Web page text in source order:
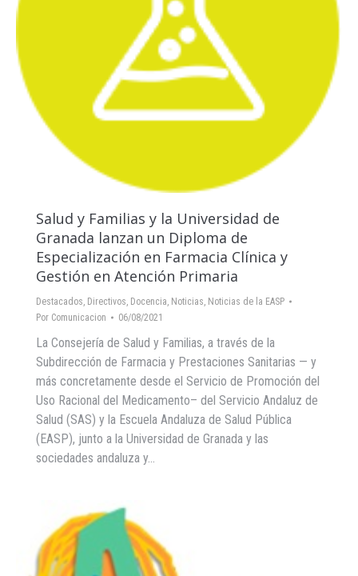
Salud y Familias y la Universidad de
Granada lanzan un Diploma de
Especialización en Farmacia Clínica y
Gestión en Atención Primaria
Destacados, Directivos, Docencia, Noticias, Noticias de la EASP
Por Comunicacion 06/08/2021
La Consejería de Salud y Familias, a través de la
Subdirección de Farmacia y Prestaciones Sanitarias — y
más concretamente desde el Servicio de Promoción del
Uso Racional del Medicamento– del Servicio Andaluz de
Salud (SAS) y la Escuela Andaluza de Salud Pública
(EASP), junto a la Universidad de Granada y las
sociedades andaluza y…